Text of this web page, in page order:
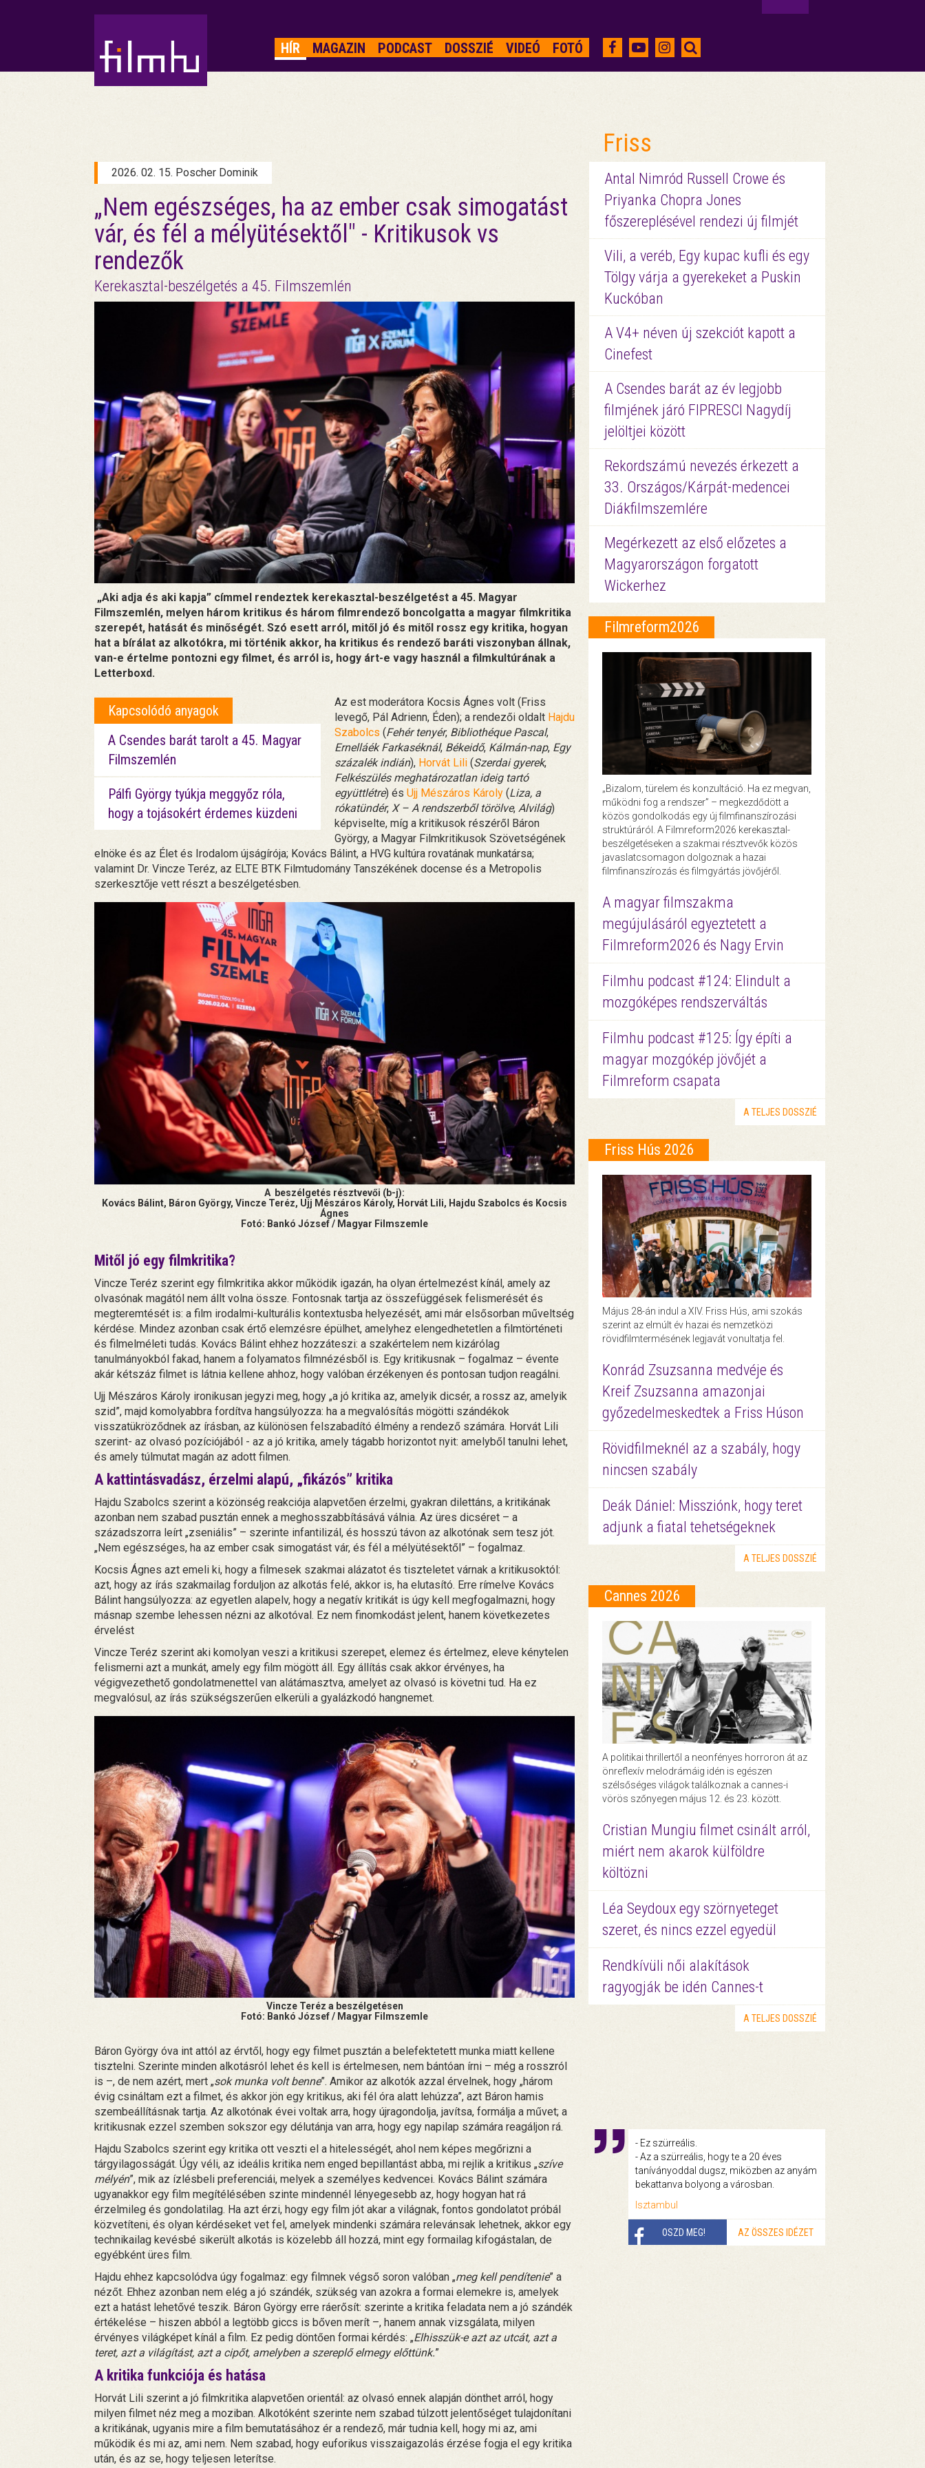
HÍR MAGAZIN PODCAST DOSSZIÉ VIDEÓ FOTÓ
2026. 02. 15. Poscher Dominik
„Nem egészséges, ha az ember csak simogatást
vár, és fél a mélyütésektől" - Kritikusok vs
rendezők
Kerekasztal-beszélgetés a 45. Filmszemlén
„Aki adja és aki kapja” címmel rendeztek kerekasztal-beszélgetést a 45. Magyar
Filmszemlén, melyen három kritikus és három filmrendező boncolgatta a magyar filmkritika
szerepét, hatását és minőségét. Szó esett arról, mitől jó és mitől rossz egy kritika, hogyan
hat a bírálat az alkotókra, mi történik akkor, ha kritikus és rendező baráti viszonyban állnak,
van-e értelme pontozni egy filmet, és arról is, hogy árt-e vagy használ a filmkultúrának a
Letterboxd.
Kapcsolódó anyagok
A Csendes barát tarolt a 45. Magyar
Filmszemlén
Pálfi György tyúkja meggyőz róla,
hogy a tojásokért érdemes küzdeni
Az est moderátora Kocsis Ágnes volt (Friss
levegő, Pál Adrienn, Éden); a rendezői oldalt Hajdu
Szabolcs (Fehér tenyér, Bibliothéque Pascal,
Ernelláék Farkaséknál, Békeidő, Kálmán-nap, Egy
százalék indián), Horvát Lili (Szerdai gyerek,
Felkészülés meghatározatlan ideig tartó
együttlétre) ésUjj Mészáros Károly (Liza, a
rókatündér,X – A rendszerből törölve,Alvilág)
képviselte, míg a kritikusok részéről Báron
György, a Magyar Filmkritikusok Szövetségének
elnöke és az Élet és Irodalom újságírója; Kovács Bálint, a HVG kultúra rovatának munkatársa;
valamint Dr. Vincze Teréz, az ELTE BTK Filmtudomány Tanszékének docense és a Metropolis
szerkesztője vett részt a beszélgetésben.
A beszélgetés résztvevői (b-j):
Kovács Bálint, Báron György, Vincze Teréz, Ujj Mészáros Károly, Horvát Lili, Hajdu Szabolcs és Kocsis
Ágnes
Fotó: Bankó József / Magyar Filmszemle
Mitől jó egy filmkritika?
Vincze Teréz szerint egy filmkritika akkor működik igazán, ha olyan értelmezést kínál, amely az
olvasónak magától nem állt volna össze. Fontosnak tartja az összefüggések felismerését és
megteremtését is: a film irodalmi-kulturális kontextusba helyezését, ami már elsősorban műveltség
kérdése. Mindez azonban csak értő elemzésre épülhet, amelyhez elengedhetetlen a filmtörténeti
és filmelméleti tudás. Kovács Bálint ehhez hozzáteszi: a szakértelem nem kizárólag
tanulmányokból fakad, hanem a folyamatos filmnézésből is. Egy kritikusnak – fogalmaz – évente
akár kétszáz filmet is látnia kellene ahhoz, hogy valóban érzékenyen és pontosan tudjon reagálni.
Ujj Mészáros Károly ironikusan jegyzi meg, hogy „a jó kritika az, amelyik dicsér, a rossz az, amelyik
szid”, majd komolyabbra fordítva hangsúlyozza: ha a megvalósítás mögötti szándékok
visszatükröződnek az írásban, az különösen felszabadító élmény a rendező számára. Horvát Lili
szerint- az olvasó pozíciójából - az a jó kritika, amely tágabb horizontot nyit: amelyből tanulni lehet,
és amely túlmutat magán az adott filmen.
A kattintásvadász, érzelmi alapú, „fikázós” kritika
Hajdu Szabolcs szerint a közönség reakciója alapvetően érzelmi, gyakran dilettáns, a kritikának
azonban nem szabad pusztán ennek a meghosszabbításává válnia. Az üres dicséret – a
századszorra leírt „zseniális” – szerinte infantilizál, és hosszú távon az alkotónak sem tesz jót.
„Nem egészséges, ha az ember csak simogatást vár, és fél a mélyütésektől” – fogalmaz.
Kocsis Ágnes azt emeli ki, hogy a filmesek szakmai alázatot és tiszteletet várnak a kritikusoktól:
azt, hogy az írás szakmailag forduljon az alkotás felé, akkor is, ha elutasító. Erre rímelve Kovács
Bálint hangsúlyozza: az egyetlen alapelv, hogy a negatív kritikát is úgy kell megfogalmazni, hogy
másnap szembe lehessen nézni az alkotóval. Ez nem finomkodást jelent, hanem következetes
érvelést
Vincze Teréz szerint aki komolyan veszi a kritikusi szerepet, elemez és értelmez, eleve kénytelen
felismerni azt a munkát, amely egy film mögött áll. Egy állítás csak akkor érvényes, ha
végigvezethető gondolatmenettel van alátámasztva, amelyet az olvasó is követni tud. Ha ez
megvalósul, az írás szükségszerűen elkerüli a gyalázkodó hangnemet.
Vincze Teréz a beszélgetésen
Fotó: Bankó József / Magyar Filmszemle
Báron György óva int attól az érvtől, hogy egy filmet pusztán a belefektetett munka miatt kellene
tisztelni. Szerinte minden alkotásról lehet és kell is értelmesen, nem bántóan írni – még a rosszról
is –, de nem azért, mert „sok munka volt benne”. Amikor az alkotók azzal érvelnek, hogy „három
évig csináltam ezt a filmet, és akkor jön egy kritikus, aki fél óra alatt lehúzza”, azt Báron hamis
szembeállításnak tartja. Az alkotónak évei voltak arra, hogy újragondolja, javítsa, formálja a művet; a
kritikusnak ezzel szemben sokszor egy délutánja van arra, hogy egy napilap számára reagáljon rá.
Hajdu Szabolcs szerint egy kritika ott veszti el a hitelességét, ahol nem képes megőrizni a
tárgyilagosságát. Úgy véli, az ideális kritika nem enged bepillantást abba, mi rejlik a kritikus „szíve
mélyén”, mik az ízlésbeli preferenciái, melyek a személyes kedvencei. Kovács Bálint számára
ugyanakkor egy film megítélésében szinte mindennél lényegesebb az, hogy hogyan hat rá
érzelmileg és gondolatilag. Ha azt érzi, hogy egy film jót akar a világnak, fontos gondolatot próbál
közvetíteni, és olyan kérdéseket vet fel, amelyek mindenki számára relevánsak lehetnek, akkor egy
technikailag kevésbé sikerült alkotás is közelebb áll hozzá, mint egy formailag kifogástalan, de
egyébként üres film.
Hajdu ehhez kapcsolódva úgy fogalmaz: egy filmnek végső soron valóban „meg kell pendítenie” a
nézőt. Ehhez azonban nem elég a jó szándék, szükség van azokra a formai elemekre is, amelyek
ezt a hatást lehetővé teszik. Báron György erre ráerősít: szerinte a kritika feladata nem a jó szándék
értékelése – hiszen abból a legtöbb giccs is bőven merít –, hanem annak vizsgálata, milyen
érvényes világképet kínál a film. Ez pedig döntően formai kérdés: „Elhisszük-e azt az utcát, azt a
teret, azt a világítást, azt a cipőt, amelyben a szereplő elmegy előttünk.”
A kritika funkciója és hatása
Horvát Lili szerint a jó filmkritika alapvetően orientál: az olvasó ennek alapján dönthet arról, hogy
milyen filmet néz meg a moziban. Alkotóként szerinte nem szabad túlzott jelentőséget tulajdonítani
a kritikának, ugyanis mire a film bemutatásához ér a rendező, már tudnia kell, hogy mi az, ami
működik és mi az, ami nem. Nem szabad, hogy euforikus visszaigazolás érzése fogja el egy kritika
után, és az se, hogy teljesen leterítse.
Friss
Antal Nimród Russell Crowe és
Priyanka Chopra Jones
főszereplésével rendezi új filmjét
Vili, a veréb, Egy kupac kufli és egy
Tölgy várja a gyerekeket a Puskin
Kuckóban
A V4+ néven új szekciót kapott a
Cinefest
A Csendes barát az év legjobb
filmjének járó FIPRESCI Nagydíj
jelöltjei között
Rekordszámú nevezés érkezett a
33. Országos/Kárpát-medencei
Diákfilmszemlére
Megérkezett az első előzetes a
Magyarországon forgatott
Wickerhez
Filmreform2026
„Bizalom, türelem és konzultáció. Ha ez megvan,
működni fog a rendszer” – megkezdődött a
közös gondolkodás egy új filmfinanszírozási
struktúráról. A Filmreform2026 kerekasztal-
beszélgetéseken a szakmai résztvevők közös
javaslatcsomagon dolgoznak a hazai
filmfinanszírozás és filmgyártás jövőjéről.
A magyar filmszakma
megújulásáról egyeztetett a
Filmreform2026 és Nagy Ervin
Filmhu podcast #124: Elindult a
mozgóképes rendszerváltás
Filmhu podcast #125: Így építi a
magyar mozgókép jövőjét a
Filmreform csapata
A TELJES DOSSZIÉ
Friss Hús 2026
Május 28-án indul a XIV. Friss Hús, ami szokás
szerint az elmúlt év hazai és nemzetközi
rövidfilmtermésének legjavát vonultatja fel.
Konrád Zsuzsanna medvéje és
Kreif Zsuzsanna amazonjai
győzedelmeskedtek a Friss Húson
Rövidfilmeknél az a szabály, hogy
nincsen szabály
Deák Dániel: Missziónk, hogy teret
adjunk a fiatal tehetségeknek
A TELJES DOSSZIÉ
Cannes 2026
A politikai thrillertől a neonfényes horroron át az
önreflexív melodrámáig idén is egészen
szélsőséges világok találkoznak a cannes-i
vörös szőnyegen május 12. és 23. között.
Cristian Mungiu filmet csinált arról,
miért nem akarok külföldre
költözni
Léa Seydoux egy szörnyeteget
szeret, és nincs ezzel egyedül
Rendkívüli női alakítások
ragyogják be idén Cannes-t
A TELJES DOSSZIÉ
- Ez szürreális.
- Az a szürreális, hogy te a 20 éves
taníványoddal dugsz, miközben az anyám
bekattanva bolyong a városban.
Isztambul
OSZD MEG! AZ ÖSSZES IDÉZET